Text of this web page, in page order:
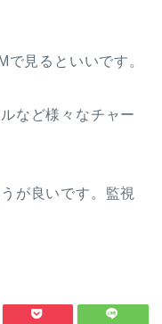
見るといいです。
など様々なチャー
が良いです。監視